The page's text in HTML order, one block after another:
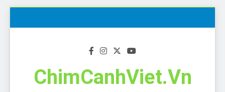
ChimCanhViet.Vn